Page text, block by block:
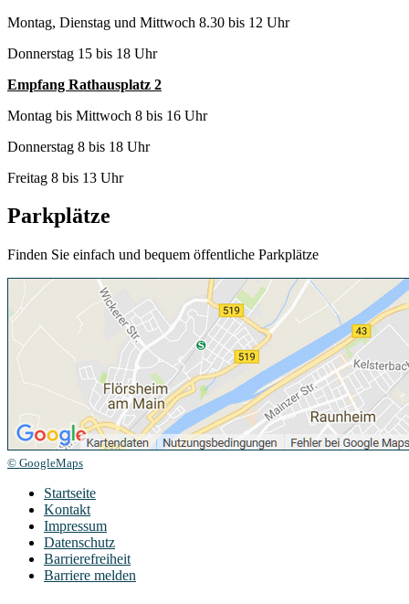
Montag, Dienstag und Mittwoch 8.30 bis 12 Uhr
Donnerstag 15 bis 18 Uhr
Empfang Rathausplatz 2
Montag bis Mittwoch 8 bis 16 Uhr
Donnerstag 8 bis 18 Uhr
Freitag 8 bis 13 Uhr
Parkplätze
Finden Sie einfach und bequem öffentliche Parkplätze
© GoogleMaps
Startseite
Kontakt
Impressum
Datenschutz
Barrierefreiheit
Barriere melden